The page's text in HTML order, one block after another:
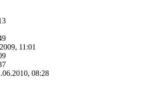
11:01
08:28